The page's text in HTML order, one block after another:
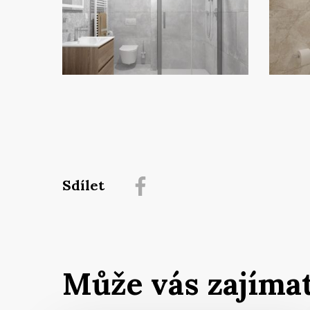
Sdílet
Může vás